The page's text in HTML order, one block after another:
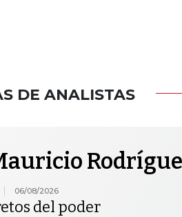
DE ANALISTAS
06/08/2026
del poder